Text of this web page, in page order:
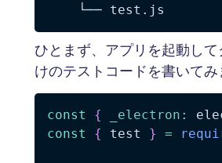
ひとまず、アプリを起動し
けのテストコードを書いてみ
const { _electron :
const
{ test } =